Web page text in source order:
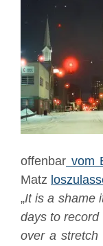
offenbar vom
Matz
„It is a shame
days to record
over a